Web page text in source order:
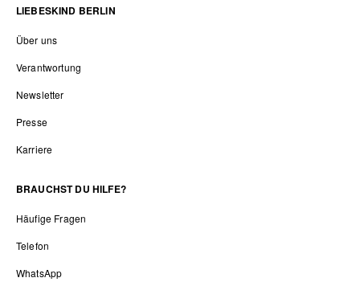
LIEBESKIND BERLIN
Über uns
Verantwortung
Newsletter
Presse
Karriere
BRAUCHST DU HILFE?
Häufige Fragen
Telefon
WhatsApp